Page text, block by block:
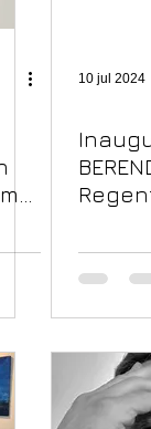
10 jul 2024